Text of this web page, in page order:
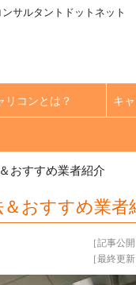
サルタントドットネット
リコンとは？ キ
おすすめ業者紹介
おすすめ業者
［記事公
［最終更